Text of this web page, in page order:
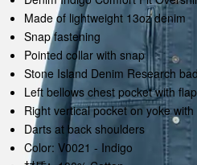
Made of lightweight 13oz denim
Snap fastening
Pointed collar with snap
Stone Island Denim Research
Left bellows chest pocket with flap
Right vertical pocket on yoke with
Darts at back shoulders
Color: V0021 - Indigo